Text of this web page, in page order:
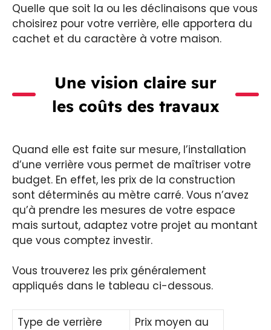
Quelle que soit la ou les déclinaisons que vous
choisirez pour votre verrière, elle apportera du
cachet et du caractère à votre maison.
Une vision claire sur
les coûts des travaux
Quand elle est faite sur mesure, l’installation
d’une verrière vous permet de maîtriser votre
budget. En effet, les prix de la construction
sont déterminés au mètre carré. Vous n’avez
qu’à prendre les mesures de votre espace
mais surtout, adaptez votre projet au montant
que vous comptez investir.
Vous trouverez les prix généralement
appliqués dans le tableau ci-dessous.
Type de verrière
Prix moyen au